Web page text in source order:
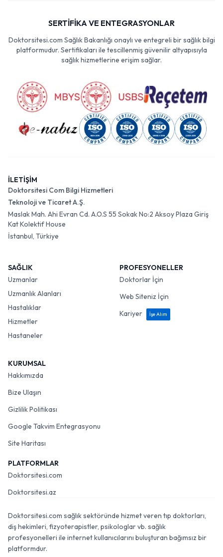
SERTİFİKA VE ENTEGRASYONLAR
Doktorsitesi.com Sağlık Bakanlığı onaylı ve entegreli bir sağlık bilgi
platformudur. Sertifikaları ile tescillenmiş güvenilir altyapısıyla
sağlık hizmetlerine erişim sağlar.
İLETİŞİM
Doktorsitesi Com Bilgi Hizmetleri
Teknoloji ve Ticaret A.Ş.
Maslak Mah. Ahi Evran Cd. A.O.S 55 Sokak No:2 Aksoy Plaza Giriş
Kat Kolektif House
İstanbul, Türkiye
SAĞLIK
Uzmanlar
Uzmanlık Alanları
Hastalıklar
Hizmetler
Hastaneler
PROFESYONELLER
Doktorlar İçin
Web Siteniz İçin
Kariyer
İşe Alım
KURUMSAL
Hakkımızda
Bize Ulaşın
Gizlilik Politikası
Google Takvim Entegrasyonu
Site Haritası
PLATFORMLAR
Doktorsitesi.com
Doktorsitesi.az
Doktorsitesi.com sağlık sektöründe hizmet veren tıp doktorları,
diş hekimleri, fizyoterapistler, psikologlar vb. sağlık
profesyonelleri ile internet kullanıcılarını buluşturan bağımsız bir
platformdur.